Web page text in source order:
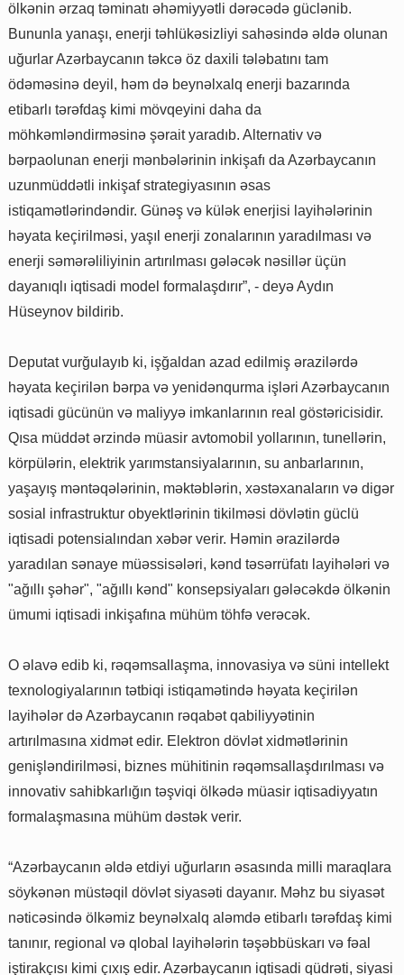
ölkənin ərzaq təminatı əhəmiyyətli dərəcədə güclənib.
Bununla yanaşı, enerji təhlükəsizliyi sahəsində əldə olunan
uğurlar Azərbaycanın təkcə öz daxili tələbatını tam
ödəməsinə deyil, həm də beynəlxalq enerji bazarında
etibarlı tərəfdaş kimi mövqeyini daha da
möhkəmləndirməsinə şərait yaradıb. Alternativ və
bərpaolunan enerji mənbələrinin inkişafı da Azərbaycanın
uzunmüddətli inkişaf strategiyasının əsas
istiqamətlərindəndir. Günəş və külək enerjisi layihələrinin
həyata keçirilməsi, yaşıl enerji zonalarının yaradılması və
enerji səmərəliliyinin artırılması gələcək nəsillər üçün
dayanıqlı iqtisadi model formalaşdırır”, - deyə Aydın
Hüseynov bildirib.
Deputat vurğulayıb ki, işğaldan azad edilmiş ərazilərdə
həyata keçirilən bərpa və yenidənqurma işləri Azərbaycanın
iqtisadi gücünün və maliyyə imkanlarının real göstəricisidir.
Qısa müddət ərzində müasir avtomobil yollarının, tunellərin,
körpülərin, elektrik yarımstansiyalarının, su anbarlarının,
yaşayış məntəqələrinin, məktəblərin, xəstəxanaların və digər
sosial infrastruktur obyektlərinin tikilməsi dövlətin güclü
iqtisadi potensialından xəbər verir. Həmin ərazilərdə
yaradılan sənaye müəssisələri, kənd təsərrüfatı layihələri və
"ağıllı şəhər", "ağıllı kənd" konsepsiyaları gələcəkdə ölkənin
ümumi iqtisadi inkişafına mühüm töhfə verəcək.
O əlavə edib ki, rəqəmsallaşma, innovasiya və süni intellekt
texnologiyalarının tətbiqi istiqamətində həyata keçirilən
layihələr də Azərbaycanın rəqabət qabiliyyətinin
artırılmasına xidmət edir. Elektron dövlət xidmətlərinin
genişləndirilməsi, biznes mühitinin rəqəmsallaşdırılması və
innovativ sahibkarlığın təşviqi ölkədə müasir iqtisadiyyatın
formalaşmasına mühüm dəstək verir.
“Azərbaycanın əldə etdiyi uğurların əsasında milli maraqlara
söykənən müstəqil dövlət siyasəti dayanır. Məhz bu siyasət
nəticəsində ölkəmiz beynəlxalq aləmdə etibarlı tərəfdaş kimi
tanınır, regional və qlobal layihələrin təşəbbüskarı və fəal
iştirakçısı kimi çıxış edir. Azərbaycanın iqtisadi qüdrəti, siyasi